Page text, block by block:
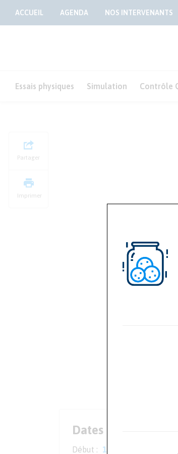
ACCUEIL AGENDA NOS INTERVENANTS
Essais physiques Simulation Contrôle
Partager
Imprimer
Dates
Début : 14 octobre 2026